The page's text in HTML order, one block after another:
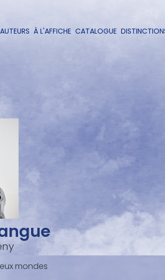
contenu
AUTEURS À L'AFFICHE CATALOGUE
mondes